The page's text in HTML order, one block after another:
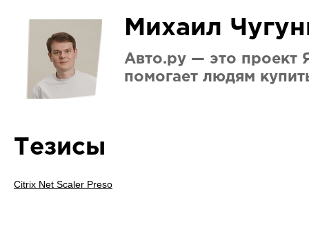
Михаил
Авто.ру — это проект
помогает людям
Тезисы
Citrix Net Scaler Preso